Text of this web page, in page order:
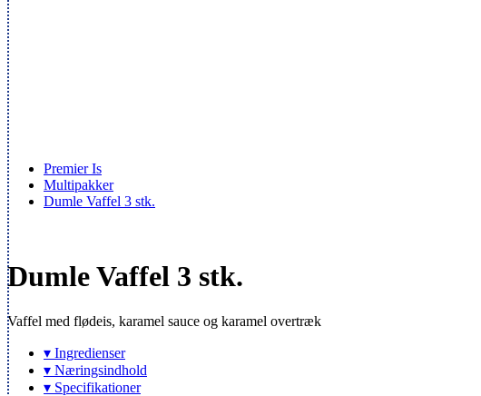
Premier Is
Multipakker
Dumle Vaffel 3 stk.
Dumle Vaffel 3 stk.
Vaffel med flødeis, karamel sauce og karamel overtræk
▾ Ingredienser
▾ Næringsindhold
▾ Specifikationer